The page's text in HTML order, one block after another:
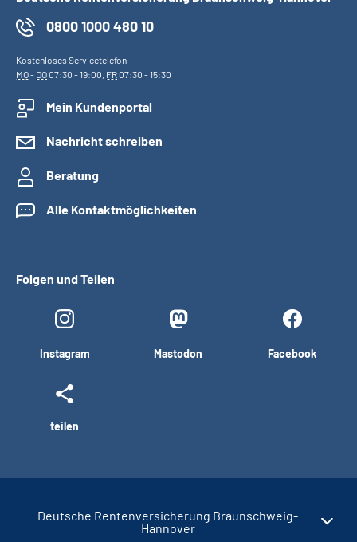
0800 1000 480 10
Kostenloses Servicetelefon
MO- DO07:30 - 19:00, FR07:30 - 15:30
Mein Kundenportal
Nachricht schreiben
Beratung
Alle Kontaktmöglichkeiten
Folgen und Teilen
Instagram Mastodon Facebook
teilen
Deutsche Rentenversicherung Braunschweig-
Hannover